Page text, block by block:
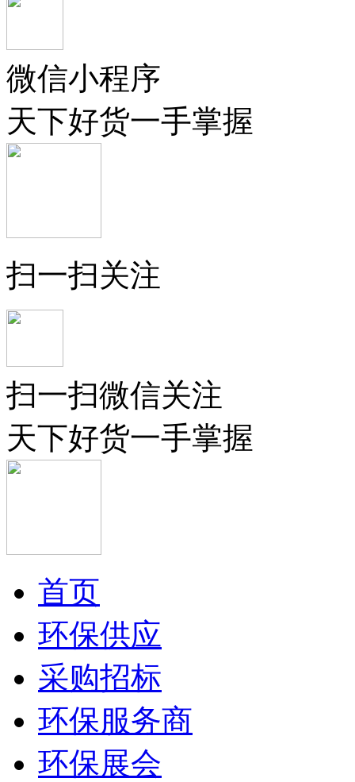
微信小程序
天下好货一手掌握
扫一扫关注
扫一扫微信关注
天下好货一手掌握
首页
环保供应
采购招标
环保服务商
环保展会